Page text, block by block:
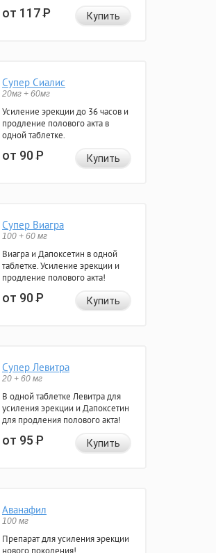
от 117Р Купить
Супер Сиалис
20мг + 60мг
Усиление эрекции до 36 часов и
продление полового акта в
одной таблетке.
от 90Р Купить
Супер Виагра
100 + 60 мг
Виагра и Дапоксетин в одной
таблетке. Усиление эрекции и
продление полового акта!
от 90Р Купить
Супер Левитра
20 + 60 мг
В одной таблетке Левитра для
усиления эрекции и Дапоксетин
для продления полового акта!
от 95Р Купить
Аванафил
100 мг
Препарат для усиления эрекции